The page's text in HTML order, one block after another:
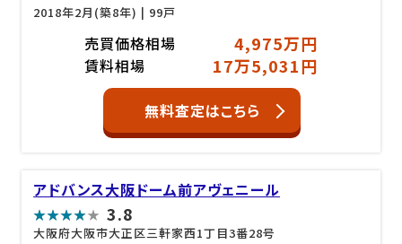
2018年2月(築8年) | 99戸
売買価格相場 4,975万円
賃料相場 17万5,031円
無料査定はこちら
アドバンス大阪ドーム前アヴェニール
3.8
大阪府大阪市大正区三軒家西1丁目3番28号